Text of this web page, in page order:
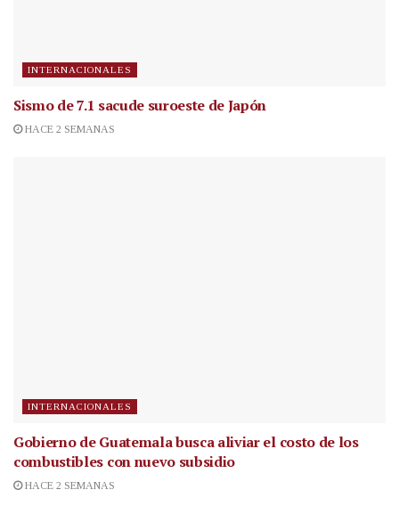
INTERNACIONALES
Sismo de 7.1 sacude suroeste de Japón
HACE 2 SEMANAS
INTERNACIONALES
Gobierno de Guatemala busca aliviar el costo de los
combustibles con nuevo subsidio
HACE 2 SEMANAS